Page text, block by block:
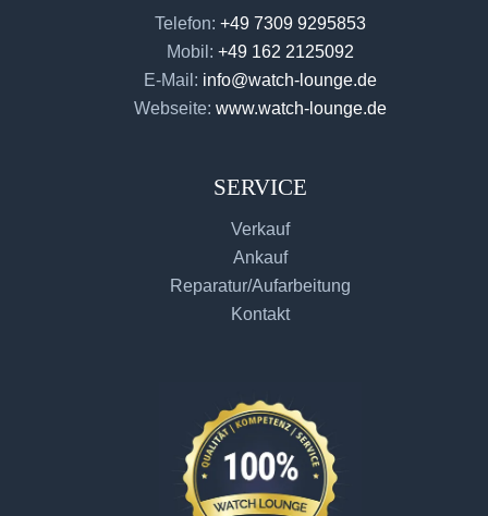
Telefon: +49 7309 9295853
Mobil: +49 162 2125092
E-Mail: info@watch-lounge.de
Webseite: www.watch-lounge.de
SERVICE
Verkauf
Ankauf
Reparatur/Aufarbeitung
Kontakt